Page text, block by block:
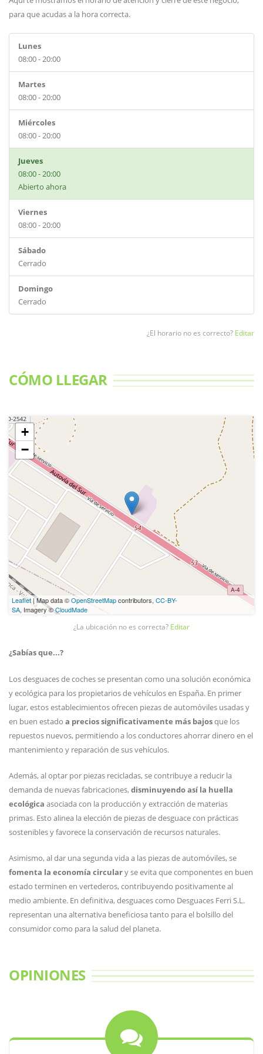
para que acudas a la hora correcta.
Lunes
08:00 - 20:00
Martes
08:00 - 20:00
Miércoles
08:00 - 20:00
Jueves
08:00 - 20:00
Abierto ahora
Viernes
08:00 - 20:00
Sábado
Cerrado
Domingo
Cerrado
¿El horario no es correcto? Editar
CÓMO LLEGAR
+
−
Leaflet| Map data ©OpenStreetMapcontributors, CC-BY-
SA, Imagery ©CloudMade
¿La ubicación no es correcta? Editar
¿Sabías que...?
Los desguaces de coches se presentan como una solución económica
y ecológica para los propietarios de vehículos en España. En primer
lugar, estos establecimientos ofrecen piezas de automóviles usadas y
en buen estado a precios significativamente más bajosque los
repuestos nuevos, permitiendo a los conductores ahorrar dinero en el
mantenimiento y reparación de sus vehículos.
Además, al optar por piezas recicladas, se contribuye a reducir la
demanda de nuevas fabricaciones,disminuyendo así la huella
ecológica asociada con la producción y extracción de materias
primas. Esto alinea la elección de piezas de desguace con prácticas
sostenibles y favorece la conservación de recursos naturales.
Asimismo, al dar una segunda vida a las piezas de automóviles, se
fomenta la economía circulary se evita que componentes en buen
estado terminen en vertederos, contribuyendo positivamente al
medio ambiente. En definitiva, desguaces como Desguaces Ferri S.L.
representan una alternativa beneficiosa tanto para el bolsillo del
consumidor como para la salud del planeta.
OPINIONES